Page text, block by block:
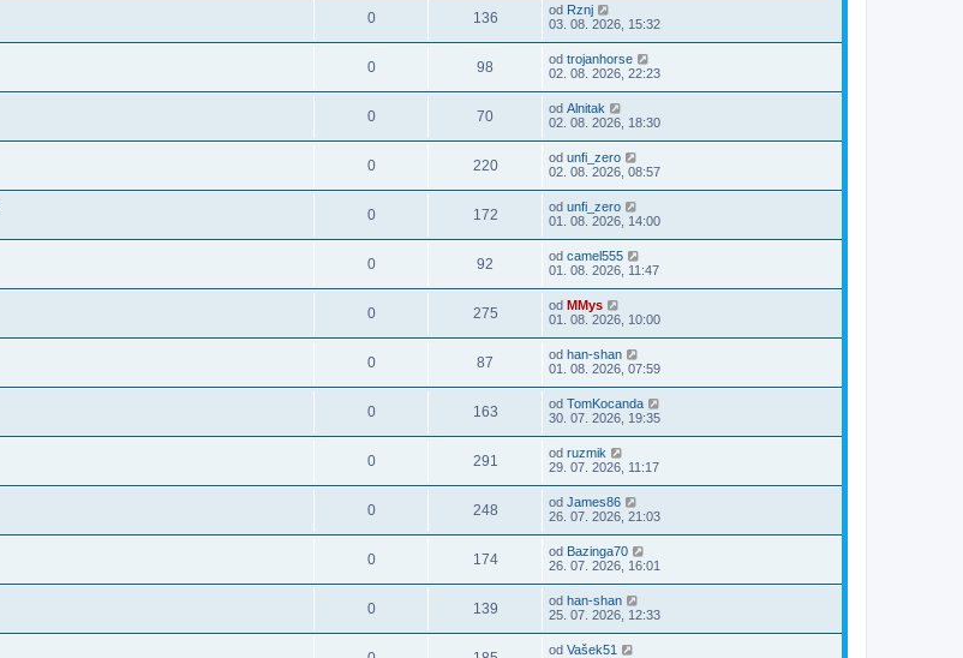
0 136 od Rznj
03. 08. 2026, 15:32
0 98 od trojanhorse
02. 08. 2026, 22:23
0 70 od Alnitak
02. 08. 2026, 18:30
0 220 od unfi_zero
02. 08. 2026, 08:57
0 172 od unfi_zero
01. 08. 2026, 14:00
0 92 od camel555
01. 08. 2026, 11:47
0 275 od MMys
01. 08. 2026, 10:00
0 87 od han-shan
01. 08. 2026, 07:59
0 163 od TomKocanda
30. 07. 2026, 19:35
0 291 od ruzmik
29. 07. 2026, 11:17
0 248 od James86
26. 07. 2026, 21:03
0 174 od Bazinga70
26. 07. 2026, 16:01
0 139 od han-shan
25. 07. 2026, 12:33
od Vašek51